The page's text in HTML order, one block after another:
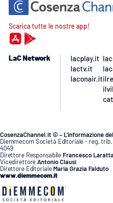
Scarica tutte le nostre app!
LaC Network
lacplay.it
lactv.it
laconair.it
CosenzaChannel.it © – L’informazione
Diemmecom Società Editoriale - reg. trib.
4049
Direttore Responsabile Francesco Laratta
VicedirettoreAntonio Clausi
Direttore Editoriale Maria Grazia Falduto
www.diemmecom.it